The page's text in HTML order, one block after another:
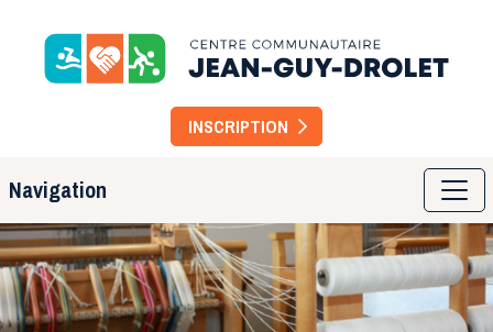
Centre
Communautaire
Jean-
Guy
Drolet
Ensemble
INSCRIPTION
Navigation